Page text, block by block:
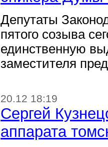
Депутаты
пятого созыва
единственную
заместителя
20.12 18:19
Сергей
аппарата